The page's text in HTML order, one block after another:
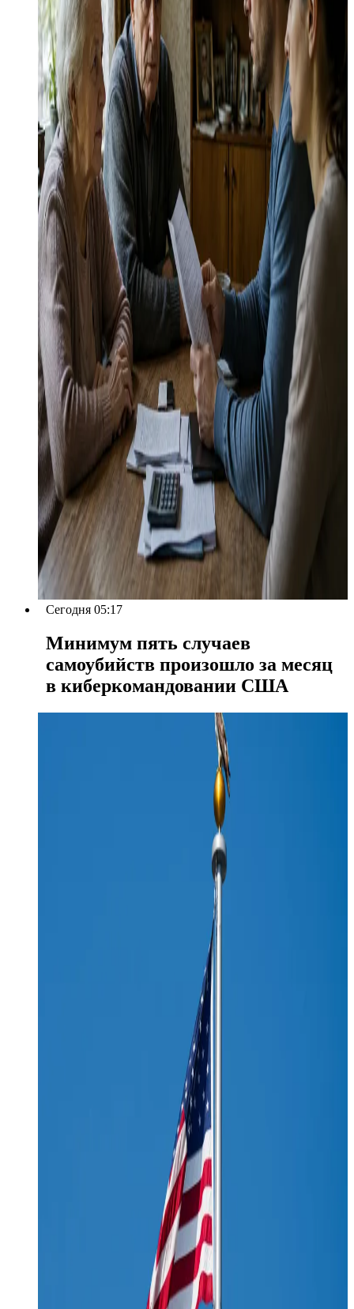
Сегодня 05:17
Минимум пять случаев
самоубийств произошло за месяц
в киберкомандовании США